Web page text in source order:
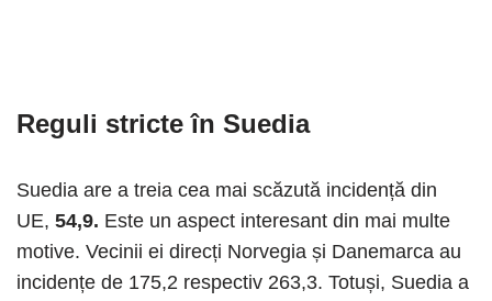
Reguli stricte în Suedia
Suedia are a treia cea mai scăzută incidență din
UE, 54,9. Este un aspect interesant din mai multe
motive. Vecinii ei direcți Norvegia și Danemarca au
incidențe de 175,2 respectiv 263,3. Totuși, Suedia a